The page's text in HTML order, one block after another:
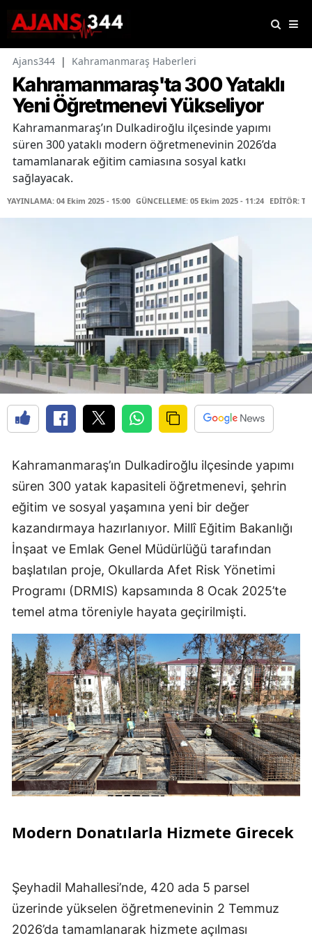
Ajans344 | Kahramanmaraş Haberleri
Kahramanmaraş'ta 300 Yataklı
Yeni Öğretmenevi Yükseliyor
Kahramanmaraş’ın Dulkadiroğlu ilçesinde yapımı
süren 300 yataklı modern öğretmenevinin 2026’da
tamamlanarak eğitim camiasına sosyal katkı
sağlayacak.
YAYINLAMA: 04 Ekim 2025 - 15:00 GÜNCELLEME: 05 Ekim 2025 - 11:24 EDİTÖR:
Kahramanmaraş’ın Dulkadiroğlu ilçesinde yapımı
süren 300 yatak kapasiteli öğretmenevi, şehrin
eğitim ve sosyal yaşamına yeni bir değer
kazandırmaya hazırlanıyor. Millî Eğitim Bakanlığı
İnşaat ve Emlak Genel Müdürlüğü tarafından
başlatılan proje, Okullarda Afet Risk Yönetimi
Programı (DRMIS) kapsamında 8 Ocak 2025’te
temel atma töreniyle hayata geçirilmişti.
Modern Donatılarla Hizmete Girecek
Şeyhadil Mahallesi’nde, 420 ada 5 parsel
üzerinde yükselen öğretmenevinin 2 Temmuz
2026’da tamamlanarak hizmete açılması